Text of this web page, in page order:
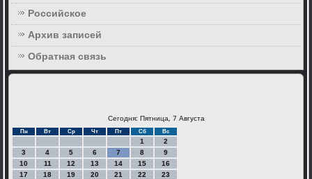
Российское
Архив записей
Обратная связь
Сегодня: Пятница, 7 Августа
Пн Вт Ср Чт Пт Сб Вс
1
2
3
4 5 6 7 8
9
10
11 12 13 14 15
16
17
18 19 20 21 22
23